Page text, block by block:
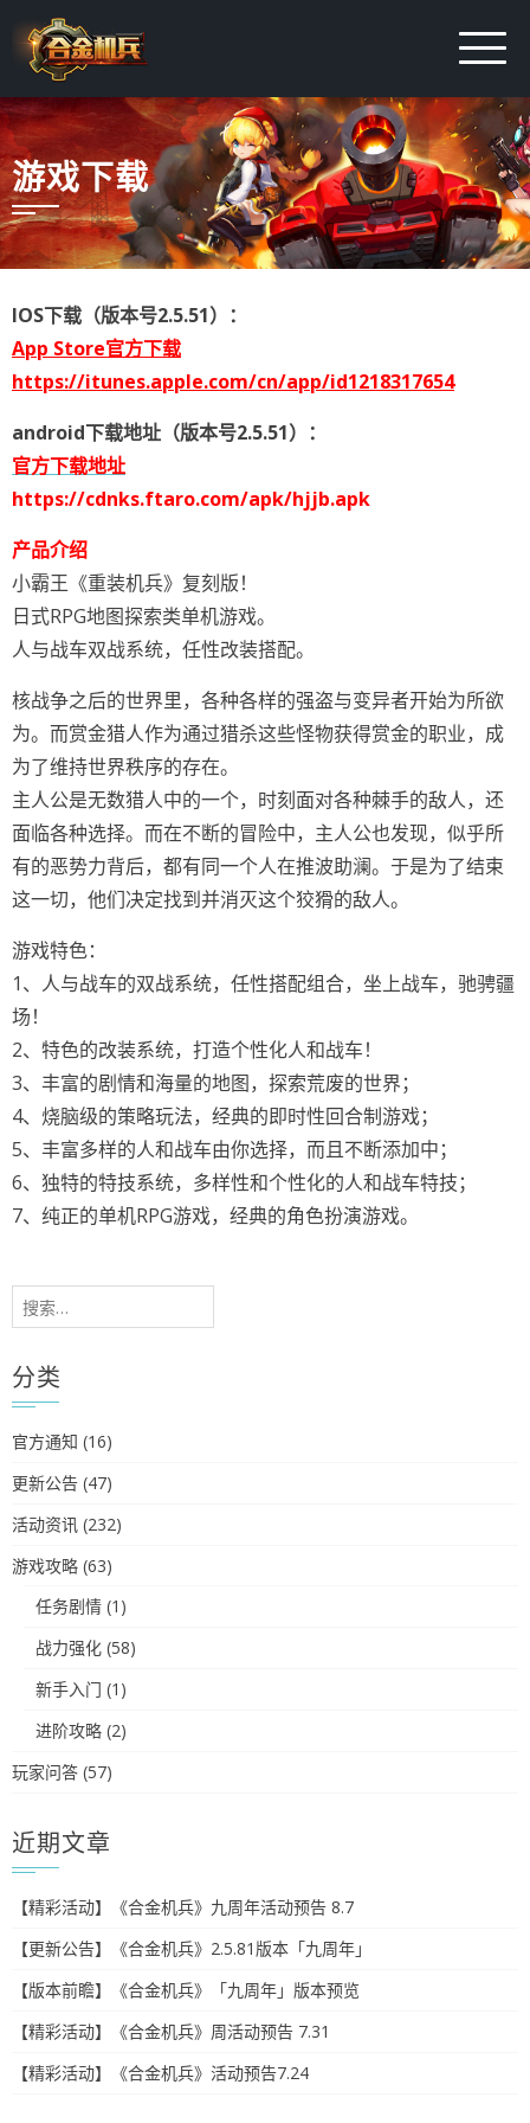
游戏下载
IOS下载（版本号2.5.51）：
App Store官方下载
https://itunes.apple.com/cn/app/id1218317654
android下载地址（版本号2.5.51）：
官方下载地址
https://cdnks.ftaro.com/apk/hjjb.apk
产品介绍
小霸王《重装机兵》复刻版！
日式RPG地图探索类单机游戏。
人与战车双战系统，任性改装搭配。
核战争之后的世界里，各种各样的强盗与变异者开始为所欲
为。而赏金猎人作为通过猎杀这些怪物获得赏金的职业，成
为了维持世界秩序的存在。
主人公是无数猎人中的一个，时刻面对各种棘手的敌人，还
面临各种选择。而在不断的冒险中，主人公也发现，似乎所
有的恶势力背后，都有同一个人在推波助澜。于是为了结束
这一切，他们决定找到并消灭这个狡猾的敌人。
游戏特色：
1、人与战车的双战系统，任性搭配组合，坐上战车，驰骋疆
场！
2、特色的改装系统，打造个性化人和战车！
3、丰富的剧情和海量的地图，探索荒废的世界；
4、烧脑级的策略玩法，经典的即时性回合制游戏；
5、丰富多样的人和战车由你选择，而且不断添加中；
6、独特的特技系统，多样性和个性化的人和战车特技；
7、纯正的单机RPG游戏，经典的角色扮演游戏。
搜
索：
分类
官方通知 (16)
更新公告 (47)
活动资讯 (232)
游戏攻略 (63)
任务剧情 (1)
战力强化 (58)
新手入门 (1)
进阶攻略 (2)
玩家问答 (57)
近期文章
【精彩活动】《合金机兵》九周年活动预告 8.7
【更新公告】《合金机兵》2.5.81版本「九周年」
【版本前瞻】《合金机兵》「九周年」版本预览
【精彩活动】《合金机兵》周活动预告 7.31
【精彩活动】《合金机兵》活动预告7.24